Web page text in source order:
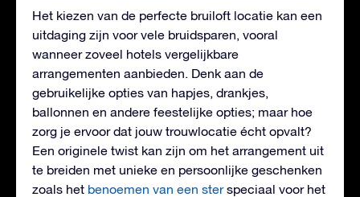
Het kiezen van de perfecte bruiloft locatie kan een
uitdaging zijn voor vele bruidsparen, vooral
wanneer zoveel hotels vergelijkbare
arrangementen aanbieden. Denk aan de
gebruikelijke opties van hapjes, drankjes,
ballonnen en andere feestelijke opties; maar hoe
zorg je ervoor dat jouw trouwlocatie écht opvalt?
Een originele twist kan zijn om het arrangement uit
te breiden met unieke en persoonlijke geschenken
zoals het benoemen van een sterspeciaal voor het